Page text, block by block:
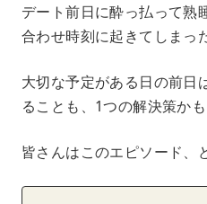
デート前日に酔っ払って熟
合わせ時刻に起きてしまっ
大切な予定がある日の前日
ることも、1つの解決策かも
皆さんはこのエピソード、